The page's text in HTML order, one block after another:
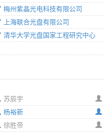
梅州紫晶光电科技有限公司
上海联合光盘有限公司
清华大学光盘国家工程研究中心
苏辰宇
杨裕新
徐胜帝